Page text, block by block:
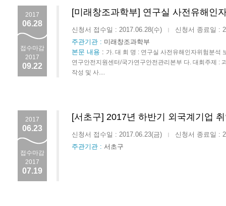
2017
06.28
접수마감
2017
09.22
[미래창조과학부] 연구실 사전유해인
신청서 접수일 : 2017.06.28(수) |
신청서 종료일 :
주관기관 : 미래창조과학부
본문 내용 : 가. 대 회 명 : 연구실 사전유해인자위험분석
연구안전지원센터/국가연구안전관리본부 다. 대회주제 :
작성 및 사....
2017
06.23
접수마감
2017
07.19
[서초구] 2017년 하반기 외국계기업
신청서 접수일 : 2017.06.23(금) |
신청서 종료일 :
주관기관 : 서초구